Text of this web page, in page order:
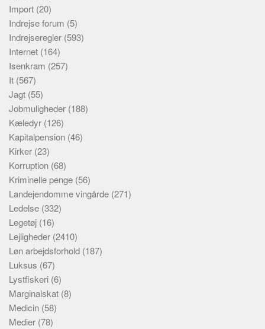
Import (20)
Indrejse forum (5)
Indrejseregler (593)
Internet (164)
Isenkram (257)
It (567)
Jagt (55)
Jobmuligheder (188)
Kæledyr (126)
Kapitalpension (46)
Kirker (23)
Korruption (68)
Kriminelle penge (56)
Landejendomme vingårde (271)
Ledelse (332)
Legetøj (16)
Lejligheder (2410)
Løn arbejdsforhold (187)
Luksus (67)
Lystfiskeri (6)
Marginalskat (8)
Medicin (58)
Medier (78)